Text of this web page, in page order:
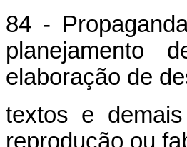
84 -
planejamento
elaboração de
textos e
reprodução ou